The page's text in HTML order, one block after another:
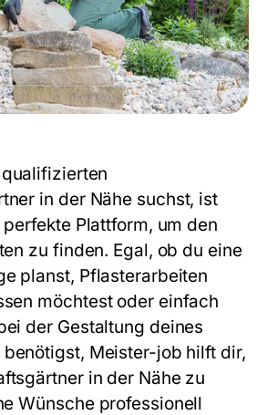
in der Nähe suchst, ist
Plattform, um den
zu finden. Egal, ob du eine
planst, Pflasterarbeiten
möchtest oder einfach
der Gestaltung deines
Meister-job hilft dir,
in der Nähe zu
Wünsche professionell